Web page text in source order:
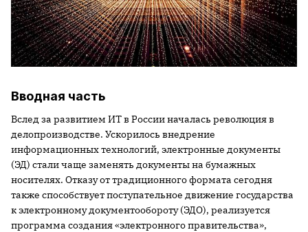
Вводная часть
Вслед за развитием ИТ в России началась революция в
делопроизводстве. Ускорилось внедрение
информационных технологий, электронные документы
(ЭД) стали чаще заменять документы на бумажных
носителях. Отказу от традиционного формата сегодня
также способствует поступательное движение государства
к электронному документообороту (ЭДО), реализуется
программа создания «электронного правительства»,